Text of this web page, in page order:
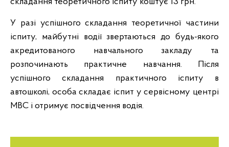
У разі успішного складання теоретичної частини
іспиту, майбутні водії звертаються до будь-якого
акредитованого навчального закладу та
розпочинають практичне навчання. Після
успішного складання практичного іспиту в
автошколі, особа складає іспит у сервісному центрі
МВС і отримує посвідчення водія.